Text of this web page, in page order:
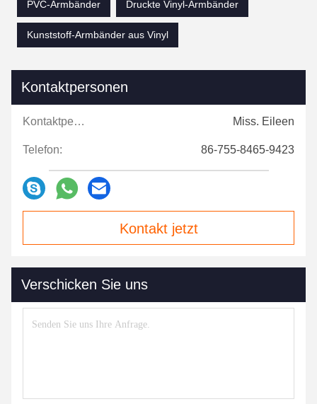
PVC-Armbänder
Druckte Vinyl-Armbänder
Kunststoff-Armbänder aus Vinyl
Kontaktpersonen
Kontaktpersonen: Miss. Eileen
Telefon: 86-755-8465-9423
Kontakt jetzt
Verschicken Sie uns